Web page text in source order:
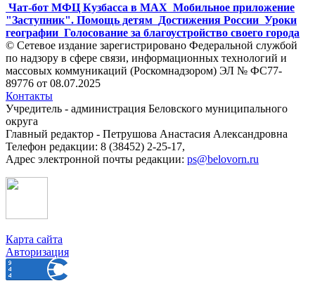
Чат-бот МФЦ Кузбасса в MAX Мобильное приложение
"Заступник". Помощь детям Достижения России Уроки
географии Голосование за благоустройство своего города
© Сетевое издание зарегистрировано Федеральной службой
по надзору в сфере связи, информационных технологий и
массовых коммуникаций (Роскомнадзором) ЭЛ № ФС77-
89776 от 08.07.2025
Контакты
Учредитель - администрация Беловского муниципального
округа
Главный редактор - Петрушова Анастасия Александровна
Телефон редакции: 8 (38452) 2-25-17,
Адрес электронной почты редакции: ps@belovorn.ru
Карта сайта
Авторизация